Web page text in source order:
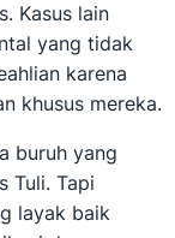
Kasus lain
yang tidak
karena
khusus mereka.
buruh yang
Tuli. Tapi
layak baik